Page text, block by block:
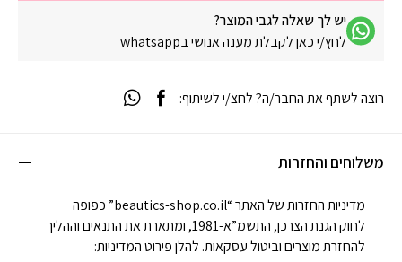
יש לך שאלה לגבי המוצר?
לחץ/י כאן לקבלת מענה אנושי בwhatsapp
משלוחים והחזרות
מדיניות החזרות של האתר “beautics-shop.co.il” כפופה
לחוק הגנת הצרכן, התשמ”א-1981, ומתארת את התנאים וההליך
להחזרת מוצרים וביטול עסקאות. להלן פירוט המדיניות:
רוצה לשתף את החבר/ה? לחצ/י לשיתוף: